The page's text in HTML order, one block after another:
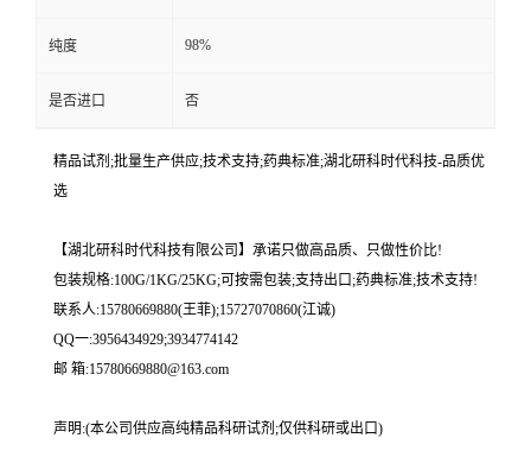
纯度 98%
是否进口 否
精品试剂;批量生产供应;技术支持;药典标准;湖北研科时代科技-品质优
选
【湖北研科时代科技有限公司】承诺只做高品质、只做性价比!
包装规格:100G/1KG/25KG;可按需包装;支持出口;药典标准;技术支持!
联系人:15780669880(王菲);15727070860(江诚)
QQ一:3956434929;3934774142
邮 箱:15780669880@163.com
声明:(本公司供应高纯精品科研试剂;仅供科研或出口)